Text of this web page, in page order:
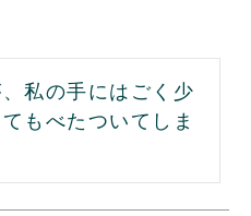
私の手にはごく少
もべたついてしま